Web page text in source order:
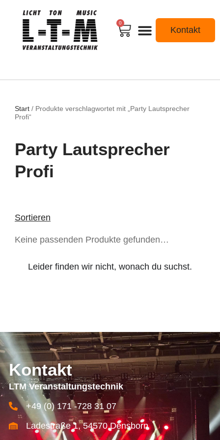
0
Kontakt
Start / Produkte verschlagwortet mit „Party Lautsprecher
Profi“
Party Lautsprecher
Profi
Keine passenden Produkte gefunden…
Leider finden wir nicht, wonach du suchst.
Kontakt
LTM Veranstaltungstechnik
+49 (0) 171 -728 31 07
Ladestraße 1, 54570 Densborn